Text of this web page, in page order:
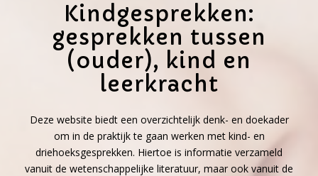
Kindgesprekken:
gesprekken tussen
(ouder), kind en
leerkracht
Deze website biedt een overzichtelijk denk- en doekader
om in de praktijk te gaan werken met kind- en
driehoeksgesprekken. Hiertoe is informatie verzameld
vanuit de wetenschappelijke literatuur, maar ook vanuit de